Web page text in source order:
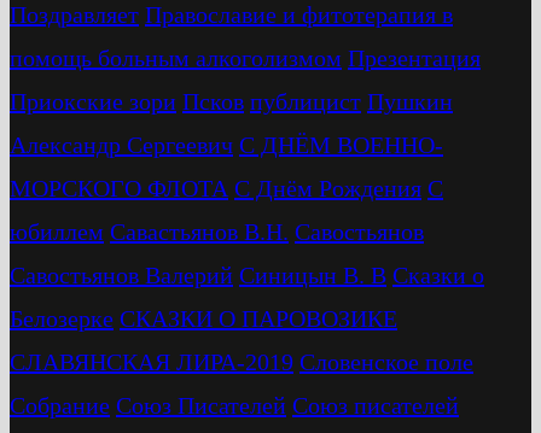
Поздравляет Православие и фитотерапия в
помощь больным алкоголизмом Презентация
Приокские зори Псков публицист Пушкин
Александр Сергеевич С ДНЁМ ВОЕННО-
МОРСКОГО ФЛОТА С Днём Рождения С
юбиллем Савастьянов В.Н. Савостьянов
Савостьянов Валерий Синицын В. В Сказки о
Белозерке СКАЗКИ О ПАРОВОЗИКЕ
СЛАВЯНСКАЯ ЛИРА-2019 Словенское поле
Собрание Союз Писателей Союз писателей